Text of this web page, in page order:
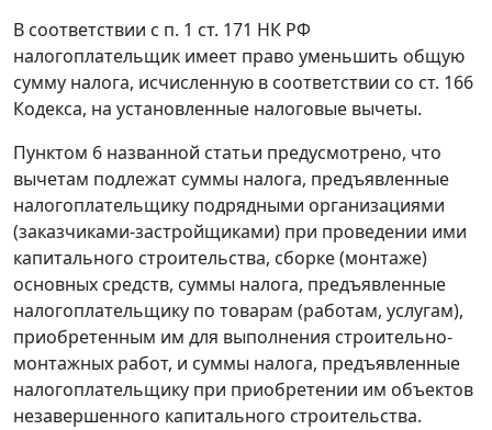
В соответствии с п. 1 ст. 171 НК РФ
налогоплательщик имеет право уменьшить общую
сумму налога, исчисленную в соответствии со ст. 166
Кодекса, на установленные налоговые вычеты.
Пунктом 6 названной статьи предусмотрено, что
вычетам подлежат суммы налога, предъявленные
налогоплательщику подрядными организациями
(заказчиками-застройщиками) при проведении ими
капитального строительства, сборке (монтаже)
основных средств, суммы налога, предъявленные
налогоплательщику по товарам (работам, услугам),
приобретенным им для выполнения строительно-
монтажных работ, и суммы налога, предъявленные
налогоплательщику при приобретении им объектов
незавершенного капитального строительства.